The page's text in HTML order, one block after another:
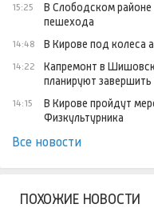
15:25
В Слободском районе
пешехода
14:48 В Кирове под колеса
14:22
Капремонт в
планируют
14:15
В Кирове пройдут
Физкультурника
Все новости
ПОХОЖИЕ НОВОСТИ